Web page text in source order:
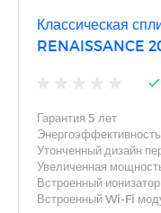
Классическая
RENAISSANCE
Гарантия 5 лет
Утонченный дизайн
Увеличенная
Встроенный
Встроенный Wi-Fi